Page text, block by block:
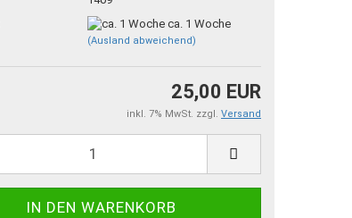
ca. 1 Woche
(Ausland abweichend)
25,00 EUR
inkl. 7% MwSt. zzgl. Versand